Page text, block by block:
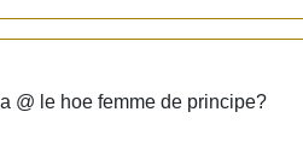
@ le hoe femme de principe?